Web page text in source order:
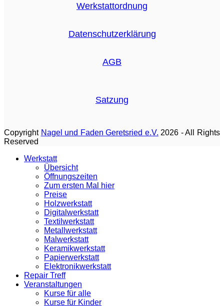
Werkstattordnung
Datenschutzerklärung
AGB
Satzung
Copyright Nagel und Faden Geretsried e.V. 2026 - All Rights
Reserved
Werkstatt
Übersicht
Öffnungszeiten
Zum ersten Mal hier
Preise
Holzwerkstatt
Digitalwerkstatt
Textilwerkstatt
Metallwerkstatt
Malwerkstatt
Keramikwerkstatt
Papierwerkstatt
Elektronikwerkstatt
Repair Treff
Veranstaltungen
Kurse für alle
Kurse für Kinder